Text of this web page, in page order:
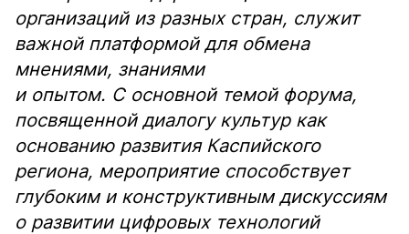
организаций из разных стран, служит
важной платформой для обмена
мнениями, знаниями
и опытом. С основной темой форума,
посвященной диалогу культур как
основанию развития Каспийского
региона, мероприятие способствует
глубоким и конструктивным дискуссиям
о развитии цифровых технологий